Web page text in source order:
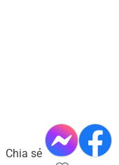
Chia sẻ